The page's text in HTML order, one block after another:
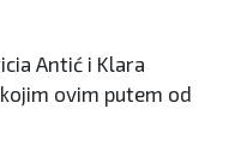
Antić i Klara
ovim putem od